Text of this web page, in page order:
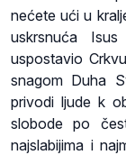
nećete ući u
uskrsnuća
uspostavio
snagom Duha
privodi ljude k
slobode po
najslabijima i